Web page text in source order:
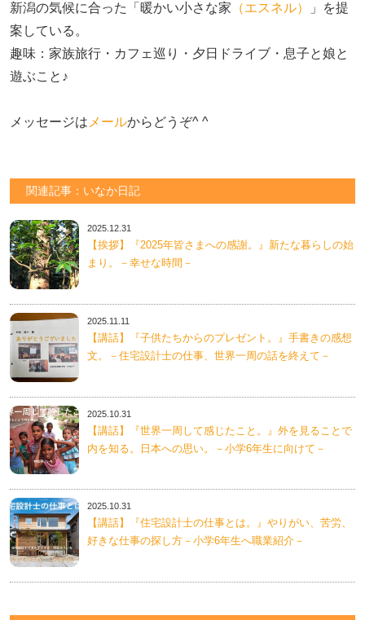
新潟の気候に合った「暖かい小さな家 （エスネル）
」を提
案している。
趣味：家族旅行・カフェ巡り・夕日ドライブ・息子と娘と
遊ぶこと♪
メッセージは メールからどうぞ^ ^
関連記事：いなか日記
2025.12.31
【挨拶】『2025年皆さまへの感謝。』新たな暮らしの始
まり。－幸せな時間－
2025.11.11
【講話】『子供たちからのプレゼント。』手書きの感想
文。－住宅設計士の仕事、世界一周の話を終えて－
2025.10.31
【講話】『世界一周して感じたこと。』外を見ることで
内を知る。日本への思い。－小学6年生に向けて－
2025.10.31
【講話】『住宅設計士の仕事とは。』やりがい、苦労、
好きな仕事の探し方－小学6年生へ職業紹介－